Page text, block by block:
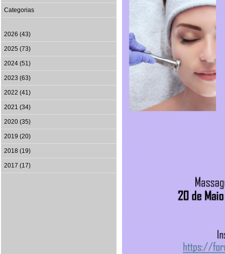
Categorias
2026 (43)
2025 (73)
2024 (51)
2023 (63)
2022 (41)
2021 (34)
2020 (35)
2019 (20)
2018 (19)
2017 (17)